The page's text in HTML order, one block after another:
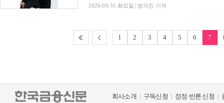
2026-03-31 화요일 | 방의진 기자
1 2 3 4 5 6 7
회사소개 구독신청 정정·반론 신청